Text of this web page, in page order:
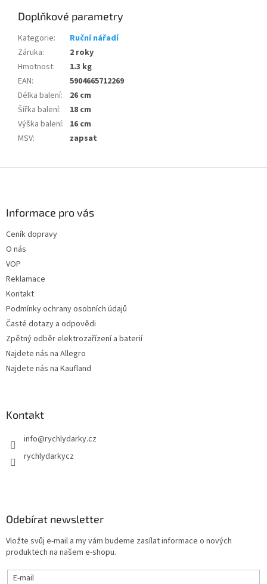
Doplňkové parametry
Kategorie:
Ruční nářadí
Záruka:
2 roky
Hmotnost:
1.3 kg
EAN:
5904665712269
Délka balení:
26 cm
Šířka balení:
18 cm
Výška balení: 16 cm
MSV: zapsat
Informace pro vás
Ceník dopravy
O nás
VOP
Reklamace
Kontakt
Podmínky ochrany osobních údajů
Časté dotazy a odpovědi
Zpětný odběr elektrozařízení a baterií
Najdete nás na Allegro
Najdete nás na Kaufland
Kontakt
info@rychlydarky.cz
rychlydarkycz
Odebírat newsletter
Vložte svůj e-mail a my vám budeme zasílat informace o nových
produktech na našem e-shopu.
E-mail